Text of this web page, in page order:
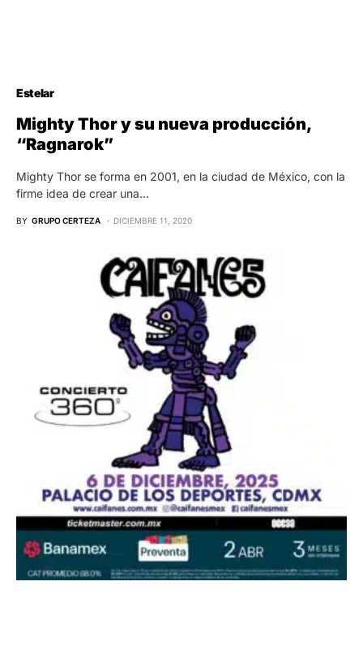
Estelar
Mighty Thor y su nueva producción,
“Ragnarok”
Mighty Thor se forma en 2001, en la ciudad de México, con la
firme idea de crear una…
BY GRUPO CERTEZA DICIEMBRE 11, 2020